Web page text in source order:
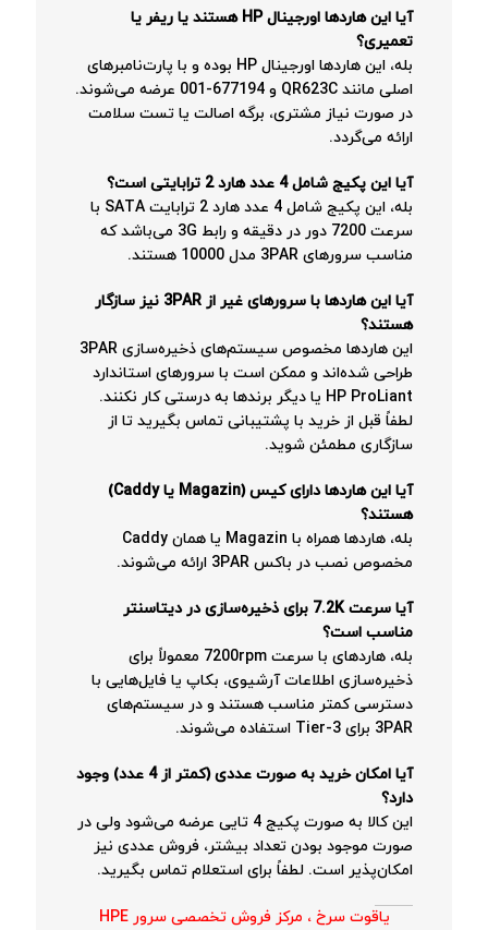
آیا این هاردها اورجینال HP هستند یا ریفر یا
تعمیری؟
بله، این هاردها اورجینال HP بوده و با پارت‌نامبرهای
اصلی مانند QR623C و 677194-001 عرضه می‌شوند.
در صورت نیاز مشتری، برگه اصالت یا تست سلامت
ارائه می‌گردد.
آیا این پکیج شامل 4 عدد هارد 2 ترابایتی است؟
بله، این پکیج شامل 4 عدد هارد 2 ترابایت SATA با
سرعت 7200 دور در دقیقه و رابط 3G می‌باشد که
مناسب سرورهای 3PAR مدل 10000 هستند.
آیا این هاردها با سرورهای غیر از 3PAR نیز سازگار
هستند؟
این هاردها مخصوص سیستم‌های ذخیره‌سازی 3PAR
طراحی شده‌اند و ممکن است با سرورهای استاندارد
HP ProLiant یا دیگر برندها به درستی کار نکنند.
لطفاً قبل از خرید با پشتیبانی تماس بگیرید تا از
سازگاری مطمئن شوید.
آیا این هاردها دارای کیس (Magazin یا Caddy)
هستند؟
بله، هاردها همراه با Magazin یا همان Caddy
مخصوص نصب در باکس 3PAR ارائه می‌شوند.
آیا سرعت 7.2K برای ذخیره‌سازی در دیتاسنتر
مناسب است؟
بله، هاردهای با سرعت 7200rpm معمولاً برای
ذخیره‌سازی اطلاعات آرشیوی، بکاپ یا فایل‌هایی با
دسترسی کمتر مناسب هستند و در سیستم‌های
3PAR برای Tier-3 استفاده می‌شوند.
آیا امکان خرید به صورت عددی (کمتر از 4 عدد) وجود
دارد؟
این کالا به صورت پکیج 4 تایی عرضه می‌شود ولی در
صورت موجود بودن تعداد بیشتر، فروش عددی نیز
امکان‌پذیر است. لطفاً برای استعلام تماس بگیرید.
یاقوت سرخ ، مرکز فروش تخصصی سرور HPE